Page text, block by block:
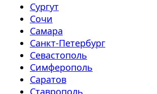
Сургут
Сочи
Самара
Санкт-Петербург
Севастополь
Симферополь
Саратов
Ставрополь